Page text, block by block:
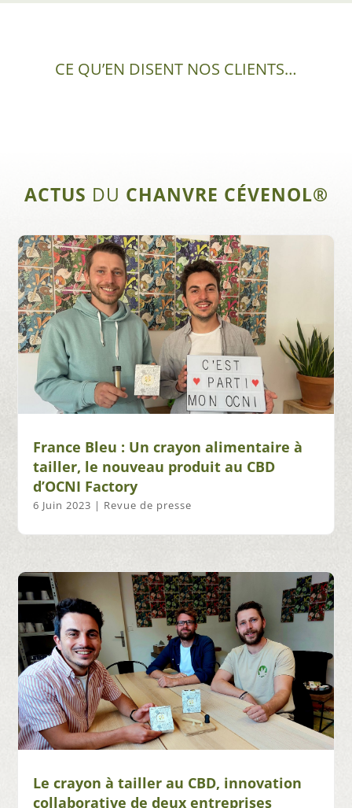
CE QU’EN DISENT NOS CLIENTS…
ACTUS DU CHANVRE CÉVENOL®
France Bleu : Un crayon alimentaire à
tailler, le nouveau produit au CBD
d’OCNI Factory
6 Juin 2023 | Revue de presse
Le crayon à tailler au CBD, innovation
collaborative de deux entreprises